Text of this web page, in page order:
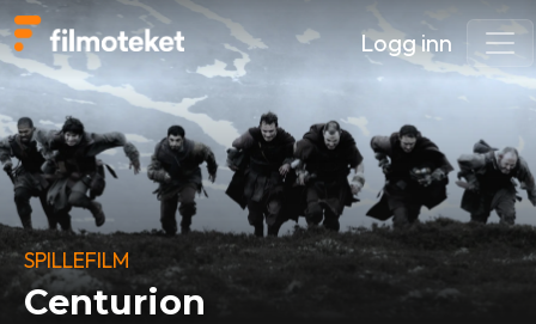
Logg inn
SPILLEFILM
Centurion